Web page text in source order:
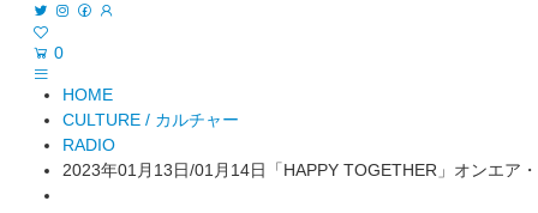
0
HOME
CULTURE / カルチャー
RADIO
2023年01月13日/01月14日「HAPPY TOGETHER」オンエア